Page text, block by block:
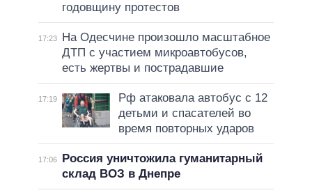
годовщину протестов
17:23
На Одесчине произошло масштабное
ДТП с участием микроавтобусов,
есть жертвы и пострадавшие
17:19
Рф атаковала автобус с 12
детьми и спасателей во
время повторных ударов
17:06
Россия уничтожила гуманитарный
склад ВОЗ в Днепре